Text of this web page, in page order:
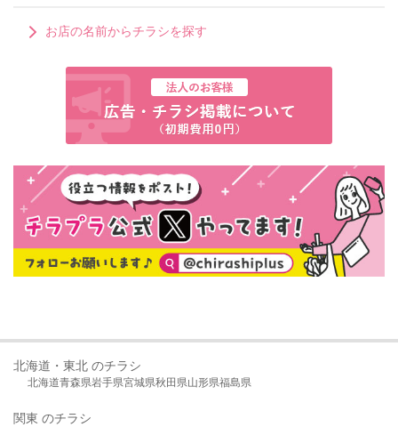
お店の名前からチラシを探す
北海道・東北 のチラシ
北海道青森県岩手県宮城県秋田県山形県福島県
関東 のチラシ